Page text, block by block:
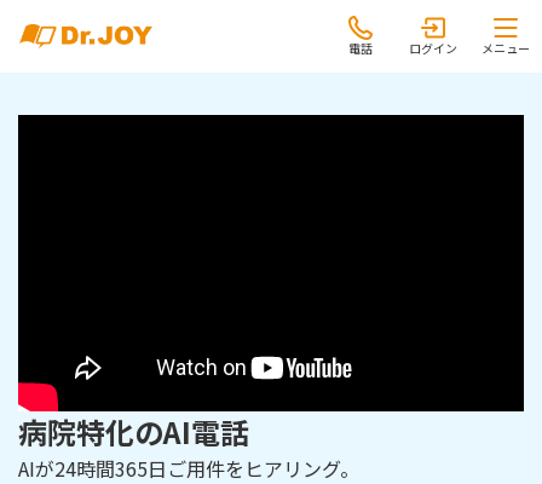
電話 ログイン メニュー
病院特化のAI電話
AIが24時間365日ご用件をヒアリング。